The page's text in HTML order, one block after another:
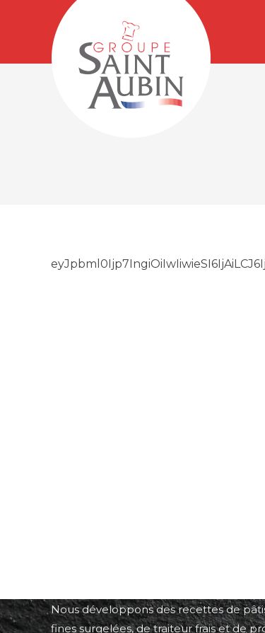
Nous développons des recettes de
fines surgelées, de traiteur frais et de